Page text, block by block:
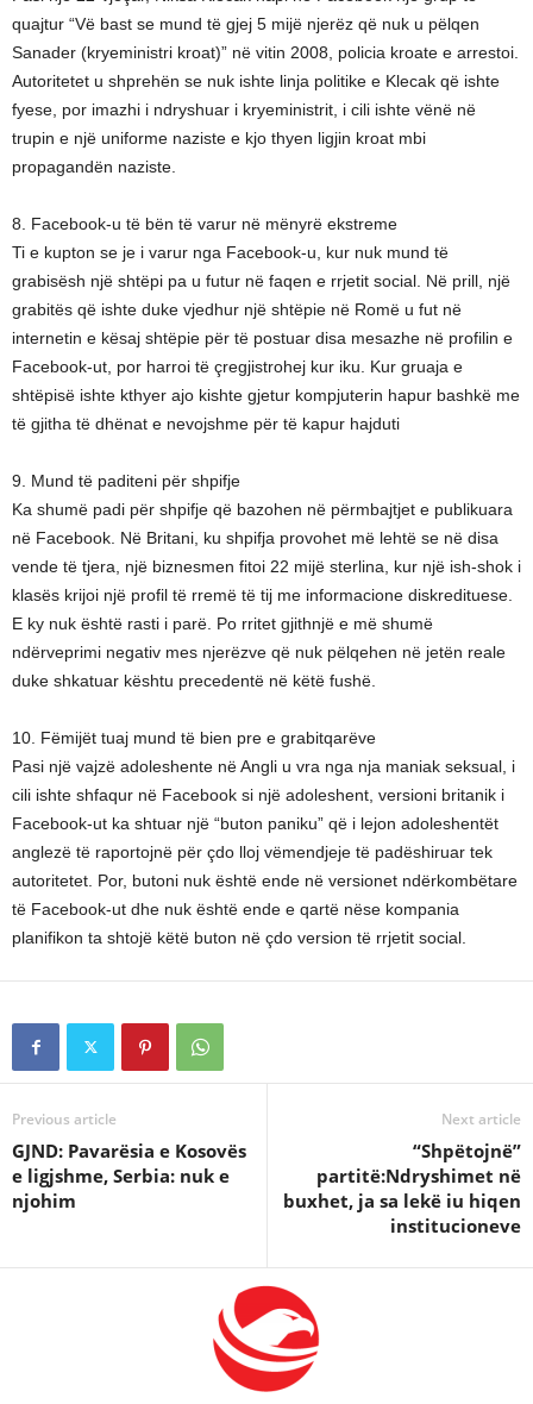
quajtur “Vë bast se mund të gjej 5 mijë njerëz që nuk u pëlqen
Sanader (kryeministri kroat)” në vitin 2008, policia kroate e arrestoi.
Autoritetet u shprehën se nuk ishte linja politike e Klecak që ishte
fyese, por imazhi i ndryshuar i kryeministrit, i cili ishte vënë në
trupin e një uniforme naziste e kjo thyen ligjin kroat mbi
propagandën naziste.
8. Facebook-u të bën të varur në mënyrë ekstreme
Ti e kupton se je i varur nga Facebook-u, kur nuk mund të
grabisësh një shtëpi pa u futur në faqen e rrjetit social. Në prill, një
grabitës që ishte duke vjedhur një shtëpie në Romë u fut në
internetin e kësaj shtëpie për të postuar disa mesazhe në profilin e
Facebook-ut, por harroi të çregjistrohej kur iku. Kur gruaja e
shtëpisë ishte kthyer ajo kishte gjetur kompjuterin hapur bashkë me
të gjitha të dhënat e nevojshme për të kapur hajduti
9. Mund të paditeni për shpifje
Ka shumë padi për shpifje që bazohen në përmbajtjet e publikuara
në Facebook. Në Britani, ku shpifja provohet më lehtë se në disa
vende të tjera, një biznesmen fitoi 22 mijë sterlina, kur një ish-shok i
klasës krijoi një profil të rremë të tij me informacione diskredituese.
E ky nuk është rasti i parë. Po rritet gjithnjë e më shumë
ndërveprimi negativ mes njerëzve që nuk pëlqehen në jetën reale
duke shkatuar kështu precedentë në këtë fushë.
10. Fëmijët tuaj mund të bien pre e grabitqarëve
Pasi një vajzë adoleshente në Angli u vra nga nja maniak seksual, i
cili ishte shfaqur në Facebook si një adoleshent, versioni britanik i
Facebook-ut ka shtuar një “buton paniku” që i lejon adoleshentët
anglezë të raportojnë për çdo lloj vëmendjeje të padëshiruar tek
autoritetet. Por, butoni nuk është ende në versionet ndërkombëtare
të Facebook-ut dhe nuk është ende e qartë nëse kompania
planifikon ta shtojë këtë buton në çdo version të rrjetit social.
Previous article
GJND: Pavarësia e Kosovës
e ligjshme, Serbia: nuk e
njohim
Next article
“Shpëtojnë”
partitë:Ndryshimet në
buxhet, ja sa lekë iu hiqen
institucioneve